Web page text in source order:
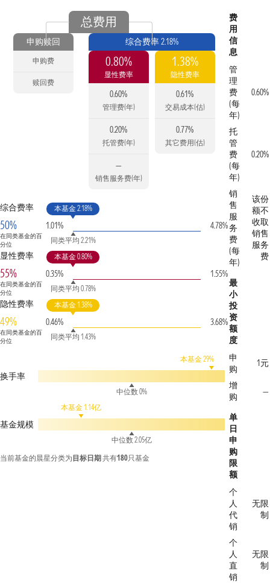
总费用
申购赎回
申购费
赎回费
综合费率 2.18%
0.80%
显性费率
0.60%
管理费(年)
0.20%
托管费(年)
—
销售服务费(年)
1.38%
隐性费率
0.61%
交易成本(估)
0.77%
其它费用(估)
综合费率
50%
在同类基金的百
分位
1.01%
本基金 2.18%
同类平均 2.21%
4.78%
显性费率
55%
在同类基金的百
分位
0.35%
本基金 0.80%
同类平均 0.78%
1.55%
隐性费率
49%
在同类基金的百
分位
0.46%
本基金 1.38%
同类平均 1.43%
3.68%
换手率
本基金 29%
中位数 0%
基金规模
本基金 1.14亿
中位数 2.05亿
当前基金的晨星分类为 目标日期共有180只基金
费
用
信
息
管
理
费
(每
年)
0.60%
托
管
费
(每
年)
0.20%
销
售
服
务
费
(每
年)
该份
额不
收取
销售
服务
费
最
小
投
资
额
度
申
购
1元
增
购
—
单
日
申
购
限
额
个
人
代
销
无限
制
个
人
直
销
无限
制